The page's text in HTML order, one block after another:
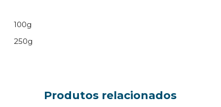
100g
250g
Produtos relacionados